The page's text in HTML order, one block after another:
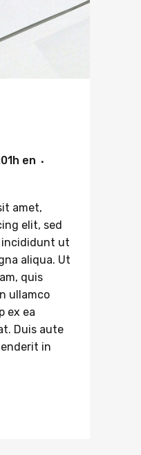
en
amet,
elit, sed
incididunt ut
aliqua. Ut
quis
ullamco
ex ea
Duis aute
in